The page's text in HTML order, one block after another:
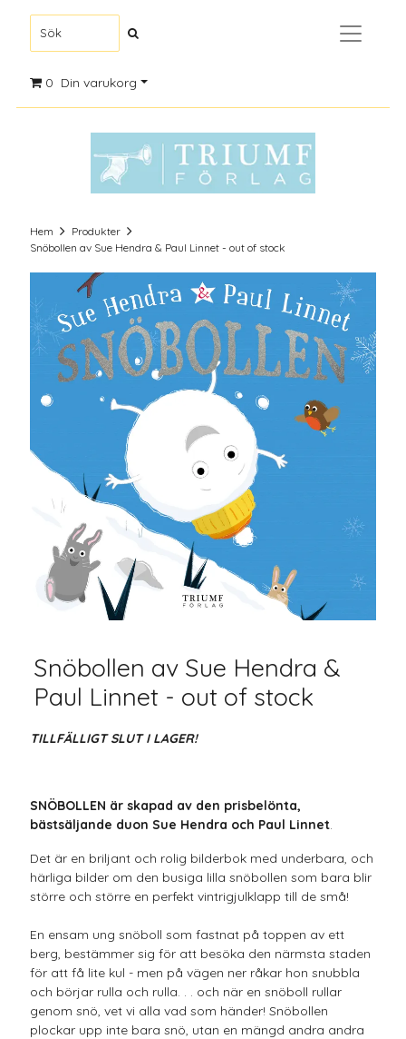
0 Din varukorg
Hem
Produkter
Snöbollen av Sue Hendra & Paul Linnet - out of stock
Snöbollen av Sue Hendra &
Paul Linnet - out of stock
TILLFÄLLIGT SLUT I LAGER!
SNÖBOLLEN är skapad av den prisbelönta,
bästsäljande duon Sue Hendra och Paul Linnet
Det är en briljant och rolig bilderbok med underbara, och
härliga bilder om den busiga lilla snöbollen som bara blir
större och större en perfekt vintrigjulklapp till de små!
En ensam ung snöboll som fastnat på toppen av ett
berg, bestämmer sig för att besöka den närmsta staden
för att få lite kul - men på vägen ner råkar hon snubbla
och börjar rulla och rulla. . . och när en snöboll rullar
genom snö, vet vi alla vad som händer! Snöbollen
plockar upp inte bara snö, utan en mängd andra andra